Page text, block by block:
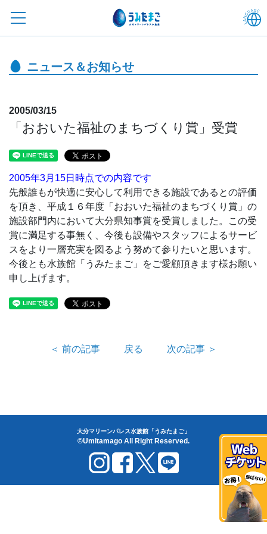
ニュース＆お知らせ
2005/03/15
「おおいた福祉のまちづくり賞」受賞
2005年3月15日時点での内容です
先般誰もが快適に安心して利用できる施設であるとの評価
を頂き、平成１６年度「おおいた福祉のまちづくり賞」の
施設部門内において大分県知事賞を受賞しました。この受
賞に満足する事無く、今後も設備やスタッフによるサービ
スをより一層充実を図るよう努めて参りたいと思います。
今後とも水族館「うみたまご」をご愛顧頂きます様お願い
申し上げます。
＜ 前の記事 戻る 次の記事 ＞
大分マリーンパレス水族館「うみたまご」
©Umitamago All Right Reserved.